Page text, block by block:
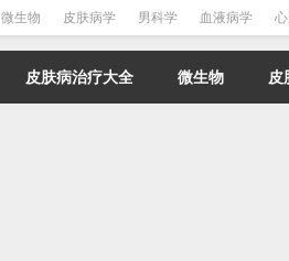
微生物 皮肤病学 男科学 血液病学
皮肤病治疗大全 微生物 皮